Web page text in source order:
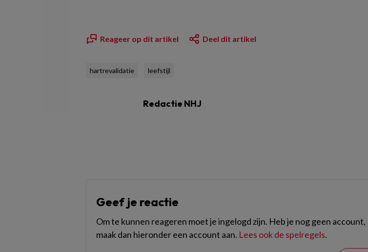
Reageer op dit artikel Deel dit artikel
hartrevalidatie leefstijl
Redactie NHJ
Geef je reactie
Om te kunnen reageren moet je ingelogd zijn. Heb je nog geen account,
maak dan hieronder een account aan. Lees ook de spelregels.